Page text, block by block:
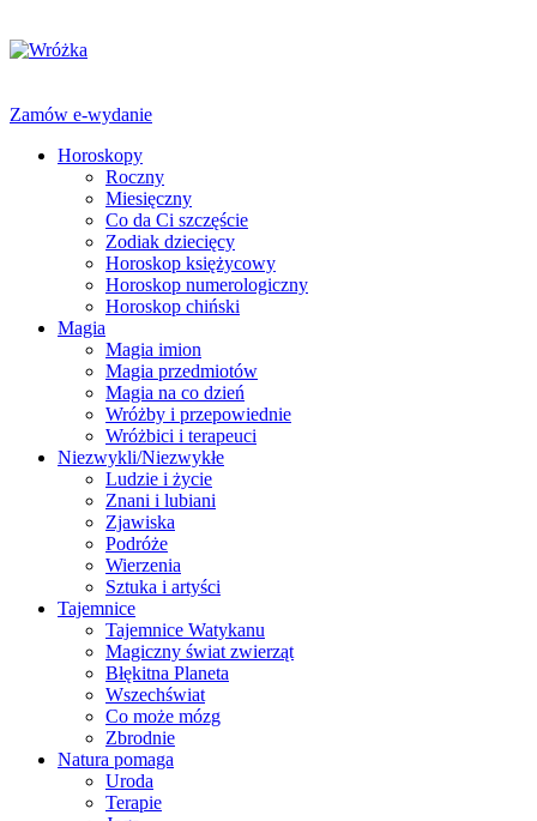
Zamów e-wydanie
Horoskopy
Roczny
Miesięczny
Co da Ci szczęście
Zodiak dziecięcy
Horoskop księżycowy
Horoskop numerologiczny
Horoskop chiński
Magia
Magia imion
Magia przedmiotów
Magia na co dzień
Wróżby i przepowiednie
Wróżbici i terapeuci
Niezwykli/Niezwykłe
Ludzie i życie
Znani i lubiani
Zjawiska
Podróże
Wierzenia
Sztuka i artyści
Tajemnice
Tajemnice Watykanu
Magiczny świat zwierząt
Błękitna Planeta
Wszechświat
Co może mózg
Zbrodnie
Natura pomaga
Uroda
Terapie